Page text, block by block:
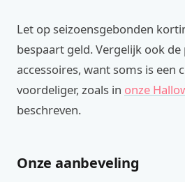
Let op seizoensgebonden
bespaart geld. Vergelijk ook de
accessoires, want soms is een
voordeliger, zoals in onze
beschreven.
Onze aanbeveling